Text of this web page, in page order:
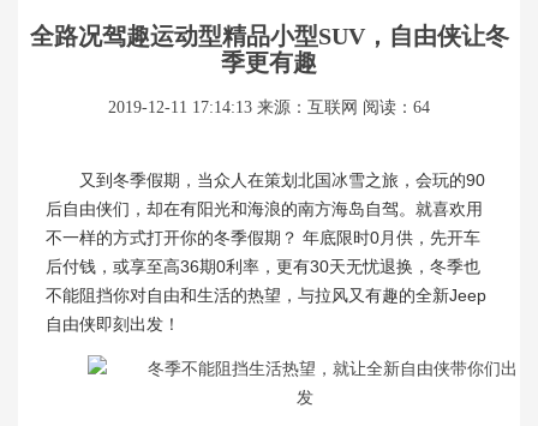
全路况驾趣运动型精品小型SUV，自由侠让冬
季更有趣
2019-12-11 17:14:13 来源：互联网 阅读：64
又到冬季假期，当众人在策划北国冰雪之旅，会玩的90
后自由侠们，却在有阳光和海浪的南方海岛自驾。就喜欢用
不一样的方式打开你的冬季假期？ 年底限时0月供，先开车
后付钱，或享至高36期0利率，更有30天无忧退换，冬季也
不能阻挡你对自由和生活的热望，与拉风又有趣的全新Jeep
自由侠即刻出发！